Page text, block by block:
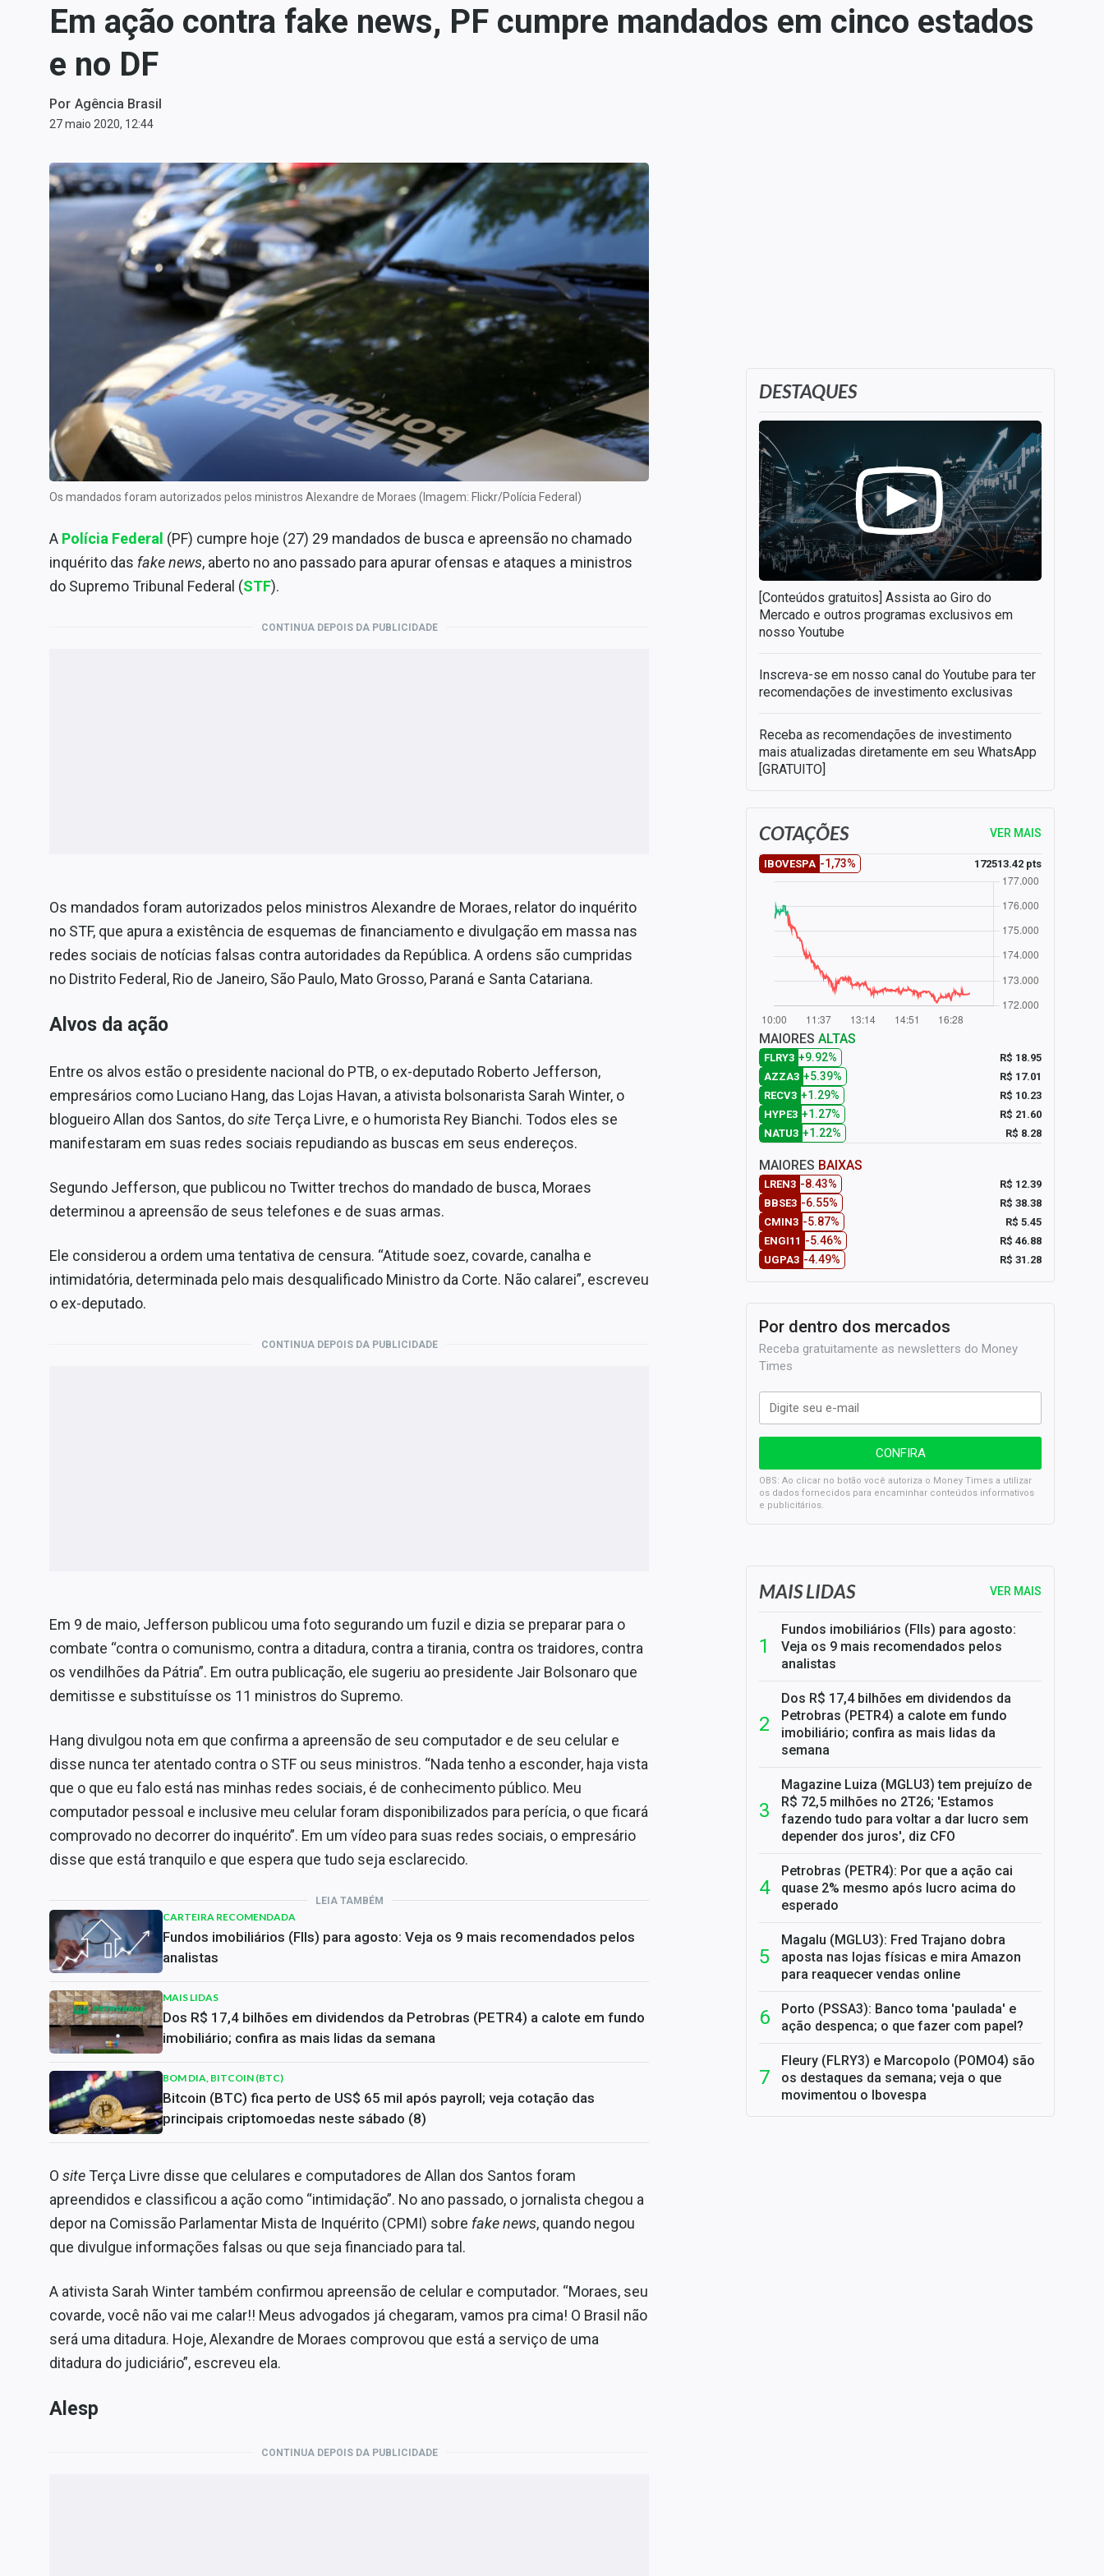
Carteiras Recomendadas
Central de Dividendos
Central de Fundos
Central dos IPOs
Finanças Pessoais
Mercados
Tecnologia
Conteúdo de Marca
Sobre
Contato
Em ação contra fake news, PF cumpre mandados em cinco estados
e no DF
Por Agência Brasil
27 maio 2020, 12:44
Os mandados foram autorizados pelos ministros Alexandre de Moraes (Imagem: Flickr/Polícia Federal)
A Polícia Federal (PF) cumpre hoje (27) 29 mandados de busca e apreensão no chamado
inquérito das fake news, aberto no ano passado para apurar ofensas e ataques a ministros
do Supremo Tribunal Federal (STF).
CONTINUA DEPOIS DA PUBLICIDADE
Os mandados foram autorizados pelos ministros Alexandre de Moraes, relator do inquérito
no STF, que apura a existência de esquemas de financiamento e divulgação em massa nas
redes sociais de notícias falsas contra autoridades da República. A ordens são cumpridas
no Distrito Federal, Rio de Janeiro, São Paulo, Mato Grosso, Paraná e Santa Catariana.
Alvos da ação
Entre os alvos estão o presidente nacional do PTB, o ex-deputado Roberto Jefferson,
empresários como Luciano Hang, das Lojas Havan, a ativista bolsonarista Sarah Winter, o
blogueiro Allan dos Santos, dositeTerça Livre, e o humorista Rey Bianchi. Todos eles se
manifestaram em suas redes sociais repudiando as buscas em seus endereços.
Segundo Jefferson, que publicou no Twitter trechos do mandado de busca, Moraes
determinou a apreensão de seus telefones e de suas armas.
Ele considerou a ordem uma tentativa de censura. “Atitude soez, covarde, canalha e
intimidatória, determinada pelo mais desqualificado Ministro da Corte. Não calarei”, escreveu
o ex-deputado.
CONTINUA DEPOIS DA PUBLICIDADE
Em 9 de maio, Jefferson publicou uma foto segurando um fuzil e dizia se preparar para o
combate “contra o comunismo, contra a ditadura, contra a tirania, contra os traidores, contra
os vendilhões da Pátria”. Em outra publicação, ele sugeriu ao presidente Jair Bolsonaro que
demitisse e substituísse os 11 ministros do Supremo.
Hang divulgou nota em que confirma a apreensão de seu computador e de seu celular e
disse nunca ter atentado contra o STF ou seus ministros. “Nada tenho a esconder, haja vista
que o que eu falo está nas minhas redes sociais, é de conhecimento público. Meu
computador pessoal e inclusive meu celular foram disponibilizados para perícia, o que ficará
comprovado no decorrer do inquérito”. Em um vídeo para suas redes sociais, o empresário
disse que está tranquilo e que espera que tudo seja esclarecido.
LEIA TAMBÉM
CARTEIRA RECOMENDADA
Fundos imobiliários (FIIs) para agosto: Veja os 9 mais recomendados pelos
analistas
MAIS LIDAS
Dos R$ 17,4 bilhões em dividendos da Petrobras (PETR4) a calote em fundo
imobiliário; confira as mais lidas da semana
BOM DIA, BITCOIN (BTC)
Bitcoin (BTC) fica perto de US$ 65 mil após payroll; veja cotação das
principais criptomoedas neste sábado (8)
O siteTerça Livre disse que celulares e computadores de Allan dos Santos foram
apreendidos e classificou a ação como “intimidação”. No ano passado, o jornalista chegou a
depor na Comissão Parlamentar Mista de Inquérito (CPMI) sobre fake news, quando negou
que divulgue informações falsas ou que seja financiado para tal.
A ativista Sarah Winter também confirmou apreensão de celular e computador. “Moraes, seu
covarde, você não vai me calar!! Meus advogados já chegaram, vamos pra cima! O Brasil não
será uma ditadura. Hoje, Alexandre de Moraes comprovou que está a serviço de uma
ditadura do judiciário”, escreveu ela.
Alesp
CONTINUA DEPOIS DA PUBLICIDADE
DESTAQUES
[Conteúdos gratuitos] Assista ao Giro do
Mercado e outros programas exclusivos em
nosso Youtube
Inscreva-se em nosso canal do Youtube para ter
recomendações de investimento exclusivas
Receba as recomendações de investimento
mais atualizadas diretamente em seu WhatsApp
[GRATUITO]
COTAÇÕES VER MAIS
IBOVESPA -1,73% 172513.42 pts
MAIORES ALTAS
FLRY3 +9.92%
R$ 18.95
AZZA3 +5.39%
R$ 17.01
RECV3 +1.29%
R$ 10.23
HYPE3 +1.27%
R$ 21.60
NATU3 +1.22% R$ 8.28
MAIORES BAIXAS
LREN3 -8.43%
R$ 12.39
BBSE3 -6.55%
R$ 38.38
CMIN3 -5.87%
R$ 5.45
ENGI11 -5.46%
R$ 46.88
UGPA3 -4.49% R$ 31.28
Por dentro dos mercados
Receba gratuitamente as newsletters do Money
Times
OBS: Ao clicar no botão você autoriza o Money Times a utilizar
os dados fornecidos para encaminhar conteúdos informativos
e publicitários.
SELIC em 14%: A repercussão da decisão sobre os JUROS
MAIS LIDAS VER MAIS
Fundos imobiliários (FIIs) para agosto:
Veja os 9 mais recomendados pelos
analistas
Dos R$ 17,4 bilhões em dividendos da
Petrobras (PETR4) a calote em fundo
imobiliário; confira as mais lidas da
semana
Magazine Luiza (MGLU3) tem prejuízo de
R$ 72,5 milhões no 2T26; 'Estamos
fazendo tudo para voltar a dar lucro sem
depender dos juros', diz CFO
Petrobras (PETR4): Por que a ação cai
quase 2% mesmo após lucro acima do
esperado
Magalu (MGLU3): Fred Trajano dobra
aposta nas lojas físicas e mira Amazon
para reaquecer vendas online
Porto (PSSA3): Banco toma 'paulada' e
ação despenca; o que fazer com papel?
Fleury (FLRY3) e Marcopolo (POMO4) são
os destaques da semana; veja o que
movimentou o Ibovespa